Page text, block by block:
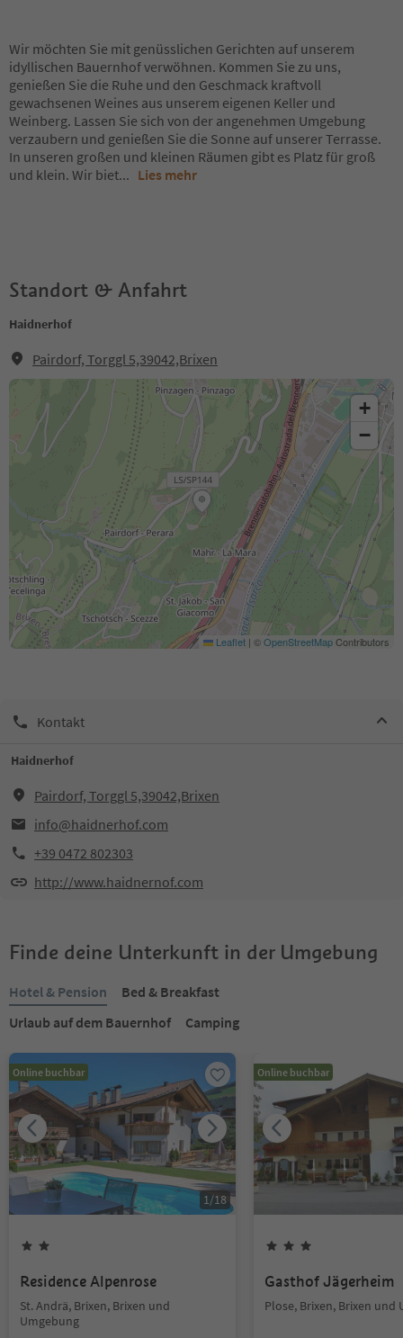
Wir möchten Sie mit genüsslichen Gerichten auf unserem
idyllischen Bauernhof verwöhnen. Kommen Sie zu uns,
genießen Sie die Ruhe und den Geschmack kraftvoll
gewachsenen Weines aus unserem eigenen Keller und
Weinberg. Lassen Sie sich von der angenehmen Umgebung
verzaubern und genießen Sie die Sonne auf unserer Terrasse.
In unseren großen und kleinen Räumen gibt es Platz für groß
und klein. Wir biet... Lies mehr
Standort & Anfahrt
Haidnerhof
Pairdorf, Torggl 5,39042,Brixen
+
−
Leaflet | ©OpenStreetMapContributors
Kontakt
Haidnerhof
Pairdorf, Torggl 5,39042,Brixen
info@haidnerhof.com
+39 0472 802303
http://www.haidnernof.com
Finde deine Unterkunft in der Umgebung
Hotel & Pension
Bed & Breakfast
Urlaub auf dem Bauernhof
Camping
Online buchbar
1/18
Residence Alpenrose
St. Andrä, Brixen, Brixen und
Umgebung
Online buchbar
Gasthof Jägerheim
Plose, Brixen, Brixen und